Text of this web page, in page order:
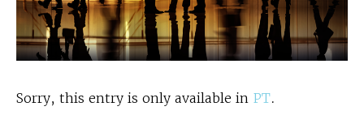
Sorry, this entry is only available in PT.